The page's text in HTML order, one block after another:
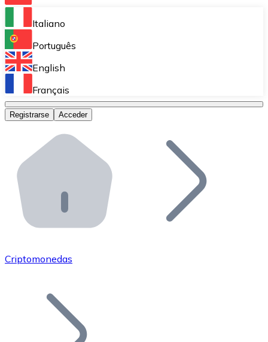
Bitnovo Ramp
Integra nuestra solución en tu plataforma.
Bitnovo Giftcards
Bitnovo OTC
Bitnovo ATM
Integra un ATM Bitnovo en tu negocio y permite que
Bitnovo API
Integra nuestra API en tu ecosistema.
Únete a nuestra red de distribuidores.
Añade tu proyecto a nuestro ecosistema.
Italiano
Português
English
Français
Registrarse Acceder
Criptomonedas